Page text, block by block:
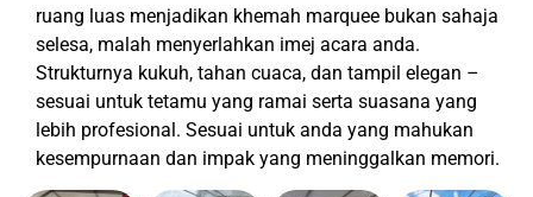
ruang luas menjadikan khemah marquee bukan sahaja
selesa, malah menyerlahkan imej acara anda.
Strukturnya kukuh, tahan cuaca, dan tampil elegan –
sesuai untuk tetamu yang ramai serta suasana yang
lebih profesional. Sesuai untuk anda yang mahukan
kesempurnaan dan impak yang meninggalkan memori.